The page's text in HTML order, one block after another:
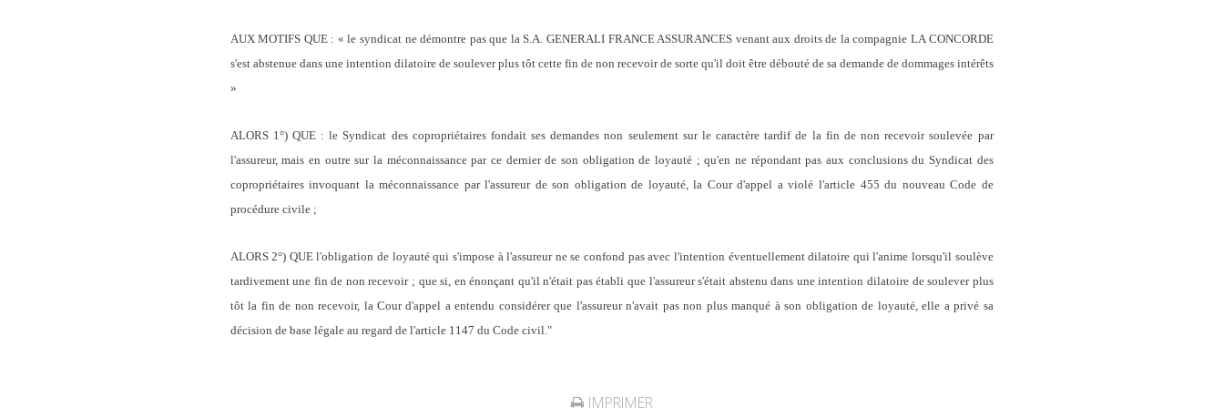
AUX MOTIFS QUE : « le syndicat ne démontre pas que la S.A. GENERALI FRANCE ASSURANCES venant aux droits de la compagnie LA CONCORDE
s'est abstenue dans une intention dilatoire de soulever plus tôt cette fin de non recevoir de sorte qu'il doit être débouté de sa demande de dommages intérêts
»
ALORS 1°) QUE : le Syndicat des copropriétaires fondait ses demandes non seulement sur le caractère tardif de la fin de non recevoir soulevée par
l'assureur, mais en outre sur la méconnaissance par ce dernier de son obligation de loyauté ; qu'en ne répondant pas aux conclusions du Syndicat des
copropriétaires invoquant la méconnaissance par l'assureur de son obligation de loyauté, la Cour d'appel a violé l'article 455 du nouveau Code de
procédure civile ;
ALORS 2°) QUE l'obligation de loyauté qui s'impose à l'assureur ne se confond pas avec l'intention éventuellement dilatoire qui l'anime lorsqu'il soulève
tardivement une fin de non recevoir ; que si, en énonçant qu'il n'était pas établi que l'assureur s'était abstenu dans une intention dilatoire de soulever plus
tôt la fin de non recevoir, la Cour d'appel a entendu considérer que l'assureur n'avait pas non plus manqué à son obligation de loyauté, elle a privé sa
décision de base légale au regard de l'article 1147 du Code civil."
IMPRIMER